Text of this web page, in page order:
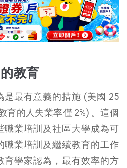
教育
是最有意義的措施 (美國 25
育的人失業率僅 2%) 。這個
職業培訓及社區大學成為可
職業培訓及繼續教育的工作
育學家認為，最有效率的方